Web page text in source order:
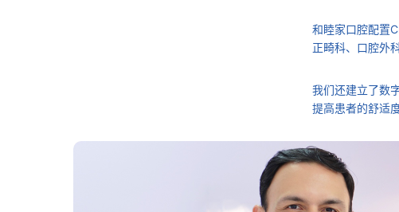
和睦家口腔配置
正畸科、口腔外
我们还建立了数
提高患者的舒适